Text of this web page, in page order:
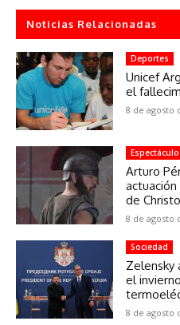
Noticias Relacionadas
Deportes
Unicef
el
8 de agosto
Arturo
de
8 de agosto
Sociedad
Zelensky
el
8 de agosto